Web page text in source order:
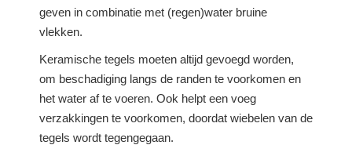
geven in combinatie met (regen)water bruine
vlekken.
Keramische tegels moeten altijd gevoegd worden,
om beschadiging langs de randen te voorkomen en
het water af te voeren. Ook helpt een voeg
verzakkingen te voorkomen, doordat wiebelen van de
tegels wordt tegengegaan.